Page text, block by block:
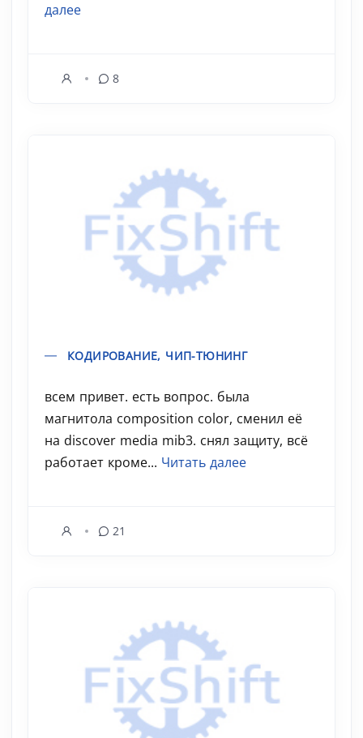
далее
8
КОДИРОВАНИЕ, ЧИП-ТЮНИНГ
всем привет. есть вопрос. была
магнитола composition color, сменил её
на discover media mib3. снял защиту, всё
работает кроме... Читать далее
21